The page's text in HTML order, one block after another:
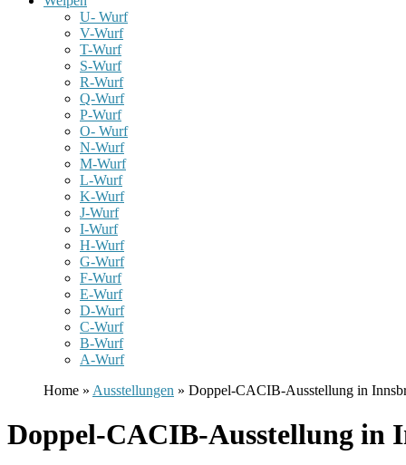
U- Wurf
V-Wurf
T-Wurf
S-Wurf
R-Wurf
Q-Wurf
P-Wurf
O- Wurf
N-Wurf
M-Wurf
L-Wurf
K-Wurf
J-Wurf
I-Wurf
H-Wurf
G-Wurf
F-Wurf
E-Wurf
D-Wurf
C-Wurf
B-Wurf
A-Wurf
Home » Ausstellungen » Doppel-CACIB-Ausstellung in
Doppel-CACIB-Ausstellung in